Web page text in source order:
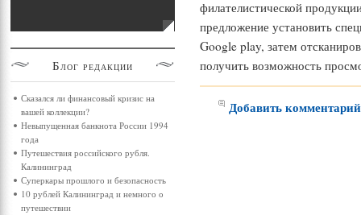
филателистической
предложение установить
Google play, затем
получить возможность
Добавить комментарий
Блог редакции
Сказался ли финансовый кризис на
вашей коллекции?
Невыпущенная банкнота России 1994
года
Путешествия российского рубля.
Калининград
Суперкары прошлого и безопасность
10 рублей Калининград и немного о
путешествии